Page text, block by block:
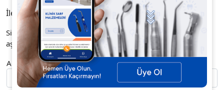
İletişim Formu
Size daha sağlıklı geri dönüş yapabilmemiz için, lütfen
aşağıdaki formu eksiksiz doldurunuz.
Ad Soyad *